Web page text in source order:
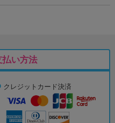
払い方法
クレジットカード決済